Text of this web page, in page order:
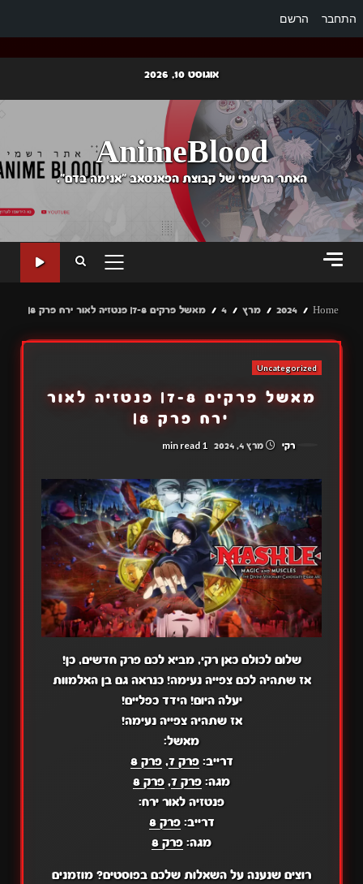
התחבר הרשם
content
אוגוסט 10, 2026
AnimeBlood
האתר הרשמי של קבוצת הפאנסאב "אנימה בדם".
PRIMARY
Home
2024 מרץ 4 מאשל פרקים 7-8| פנטזיה לאור ירח פרק 8|
Uncategorized
מאשל פרקים 7-8| פנטזיה לאור
ירח פרק 8|
רקי מרץ 4, 2024 1 min read
שלום לכולם כאן רקי, מביא לכם פרק חדשים, כן!
אז שתהיה לכם צפייה נעימה! כנראה גם בן האלמוות
יעלה היום! הידד כפליים!
אז שתהיה צפייה נעימה!
מאשל:
דרייב:פרק 7 ,פרק 8
מגה: פרק 7 , פרק 8
פנטזיה לאור ירח:
דרייב:פרק 8
מגה: פרק 8
רוצים שנענה על השאלות שלכם בפוסטים? מוזמנים